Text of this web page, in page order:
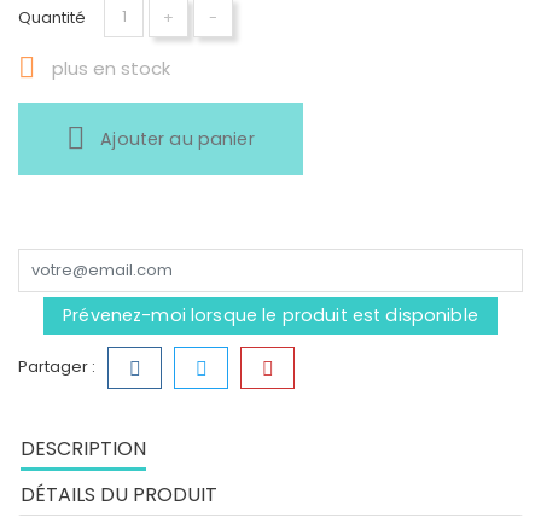
Quantité + -
 plus en stock
Ajouter au panier
Prévenez-moi lorsque le produit est disponible
Partager :
DESCRIPTION
DÉTAILS DU PRODUIT